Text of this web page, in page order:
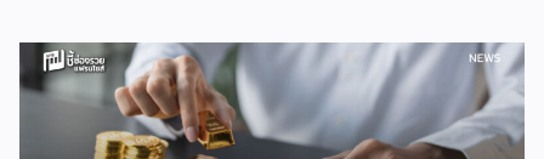
ไม่ใช่เรื่องบังเอิญ และไม่ใช่เรื่องที่แบรนด์ใดไล่ตามแบรนด์ใด แต่
เป็นผลลัพธ์ตามธรรมชาติของกลไกตลาดค้าปลีก 1. ทำเลที่ดี
มีอยู่จำกัด ธุรกิจค้าปลีกทุกประเภทต้องพึ่งพา “จุดตัดของการ
สัญจร” เป็นหัวใจหลัก ไม่ว่าจะเป็นสี่แยกไฟแดง ปากซอยที่คนเข้า